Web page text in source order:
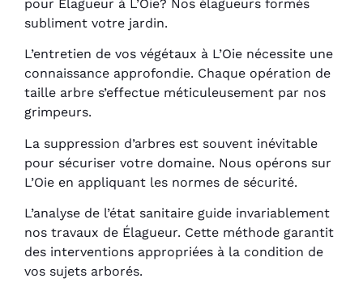
pour Élagueur à L’Oie? Nos élagueurs formés
subliment votre jardin.
L’entretien de vos végétaux à L’Oie nécessite une
connaissance approfondie. Chaque opération de
taille arbre s’effectue méticuleusement par nos
grimpeurs.
La suppression d’arbres est souvent inévitable
pour sécuriser votre domaine. Nous opérons sur
L’Oie en appliquant les normes de sécurité.
L’analyse de l’état sanitaire guide invariablement
nos travaux de Élagueur. Cette méthode garantit
des interventions appropriées à la condition de
vos sujets arborés.